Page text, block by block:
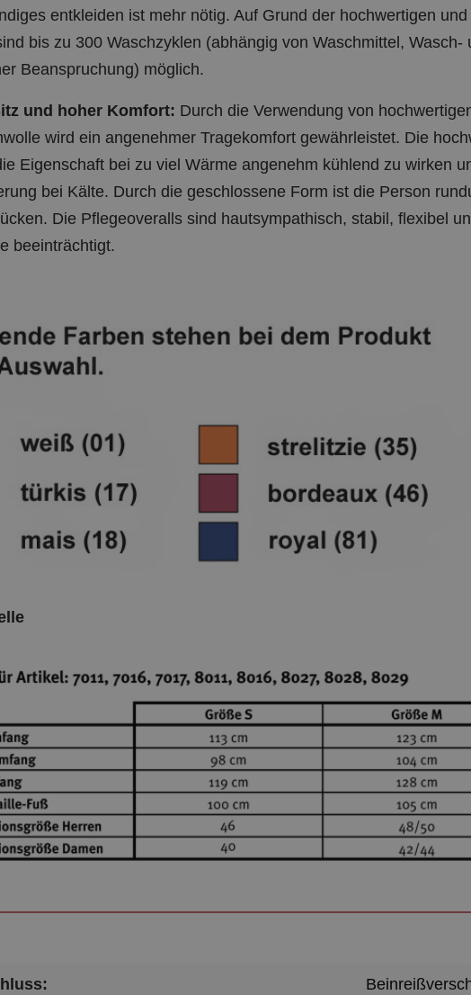
entkleiden ist mehr nötig. Auf Grund der hochwertigen
bis zu 300 Waschzyklen (abhängig von Waschmittel, Wasch-
Beanspruchung) möglich.
und hoher Komfort: Durch die Verwendung von
wird ein angenehmer Tragekomfort gewährleistet. Die
Eigenschaft bei zu viel Wärme angenehm kühlend zu wirken
bei Kälte. Durch die geschlossene Form ist die Person
Die Pflegeoveralls sind hautsympathisch, stabil, flexibel
beeinträchtigt.